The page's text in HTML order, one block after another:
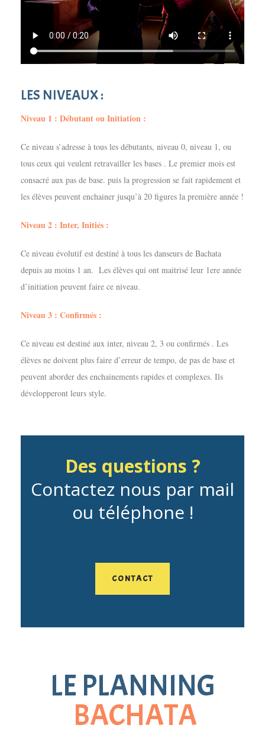
LES NIVEAUX :
Niveau 1 : Débutant ou Initiation :
Ce niveau s’adresse à tous les débutants, niveau 0, niveau 1, ou
tous ceux qui veulent retravailler les bases . Le premier mois est
consacré aux pas de base. puis la progression se fait rapidement et
les élèves peuvent enchainer jusqu’à 20 figures la première année !
Niveau 2 : Inter, Initiés :
Ce niveau évolutif est destiné à tous les danseurs de Bachata
depuis au moins 1 an. Les élèves qui ont maitrisé leur 1ere année
d’initiation peuvent faire ce niveau.
Niveau 3 : Confirmés :
Ce niveau est destiné aux inter, niveau 2, 3 ou confirmés . Les
élèves ne doivent plus faire d’erreur de tempo, de pas de base et
peuvent aborder des enchainements rapides et complexes. Ils
développeront leurs style.
Des questions ?
Contactez nous par mail
ou téléphone !
CONTACT
LE PLANNING
BACHATA